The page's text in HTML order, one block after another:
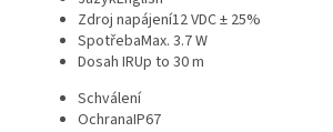
Zdroj napájení12 VDC ± 25%
SpotřebaMax. 3.7 W
Dosah IRUp to 30 m
Schválení
OchranaIP67